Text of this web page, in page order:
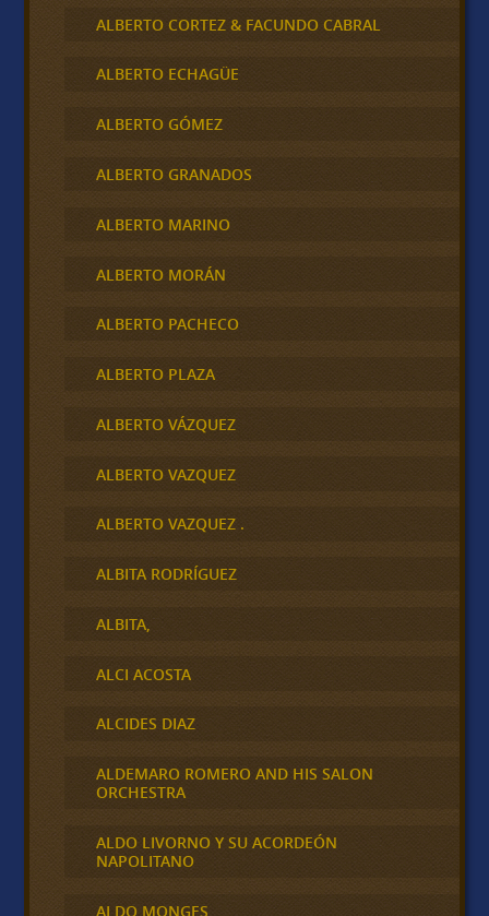
ALBERTO CORTEZ & FACUNDO CABRAL
ALBERTO ECHAGÜE
ALBERTO GÓMEZ
ALBERTO GRANADOS
ALBERTO MARINO
ALBERTO MORÁN
ALBERTO PACHECO
ALBERTO PLAZA
ALBERTO VÁZQUEZ
ALBERTO VAZQUEZ
ALBERTO VAZQUEZ .
ALBITA RODRÍGUEZ
ALBITA,
ALCI ACOSTA
ALCIDES DIAZ
ALDEMARO ROMERO AND HIS SALON
ORCHESTRA
ALDO LIVORNO Y SU ACORDEÓN
NAPOLITANO
ALDO MONGES